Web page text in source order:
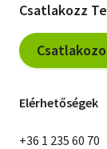
Csatlakozz
Elérhetőségek
+36 1 235 60 70